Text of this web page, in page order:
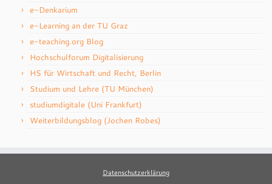
e-Denkarium
e-Learning an der TU Graz
e-teaching.org Blog
Hochschulforum Digitalisierung
HS für Wirtschaft und Recht, Berlin
Studium und Lehre (TU München)
studiumdigitale (Uni Frankfurt)
Weiterbildungsblog (Jochen Robes)
Datenschutzerklärung